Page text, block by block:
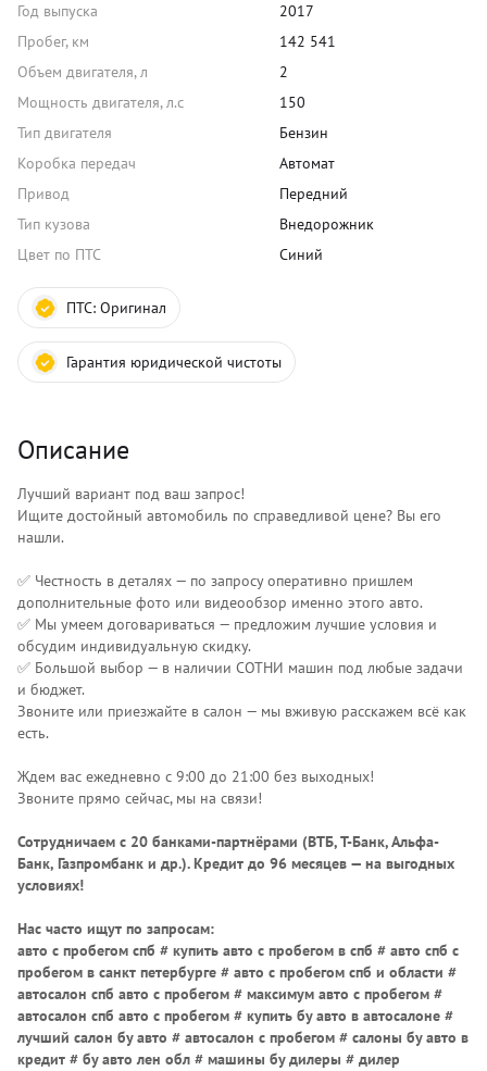
Год выпуска
2017
Пробег, км
142 541
Объем двигателя, л
2
Мощность двигателя, л.с
150
Тип двигателя
Бензин
Коробка передач
Автомат
Привод
Передний
Тип кузова
Внедорожник
Цвет по ПТС
Синий
ПТС: Оригинал
Гарантия юридической чистоты
Описание
Лучший вариант под ваш запрос!
Ищите достойный автомобиль по справедливой цене? Вы его
нашли.
✅ Честность в деталях — по запросу оперативно пришлем
дополнительные фото или видеообзор именно этого авто.
✅ Мы умеем договариваться — предложим лучшие условия и
обсудим индивидуальную скидку.
✅ Большой выбор — в наличии СОТНИ машин под любые задачи
и бюджет.
Звоните или приезжайте в салон — мы вживую расскажем всё как
есть.
Ждем вас ежедневно с 9:00 до 21:00 без выходных!
Звоните прямо сейчас, мы на связи!
Сотрудничаем с 20 банками-партнёрами (ВТБ, Т-Банк, Альфа-
Банк, Газпромбанк и др.). Кредит до 96 месяцев — на выгодных
условиях!
Нас часто ищут по запросам:
авто с пробегом спб # купить авто с пробегом в спб # авто спб с
пробегом в санкт петербурге # авто с пробегом спб и области #
автосалон спб авто с пробегом # максимум авто с пробегом #
автосалон спб авто с пробегом # купить бу авто в автосалоне #
лучший салон бу авто # автосалон с пробегом # салоны бу авто в
кредит # бу авто лен обл # машины бу дилеры # дилер